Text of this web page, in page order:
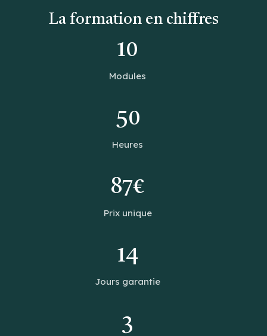
La formation en chiffres
10
Modules
50
Heures
87€
Prix unique
14
Jours garantie
3